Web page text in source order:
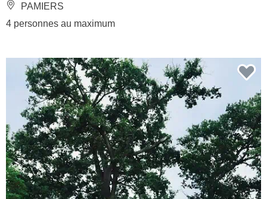
PAMIERS
4 personnes au maximum